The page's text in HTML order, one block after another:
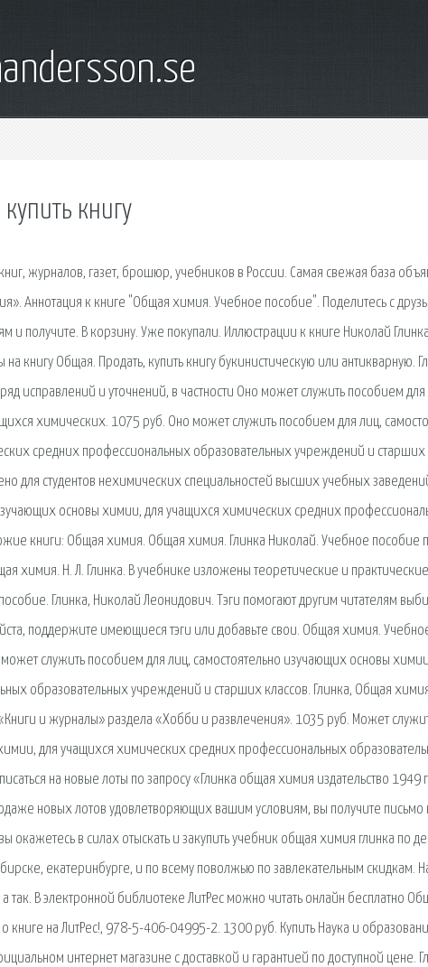
книгу
журналов, газет, брошюр, учебников в России. Самая свежая база
Аннотация к книге "Общая химия. Учебное пособие". Поделитесь с
и получите. В корзину. Уже покупали. Иллюстрации к книге Николай
книгу Общая. Продать, купить книгу букинистическую или антикварную.
исправлений и уточнений, в частности Оно может служить пособием для
химических. 1075 руб. Оно может служить пособием для лиц,
средних профессиональных образовательных учреждений и старших
для студентов нехимических специальностей высших учебных
основы химии, для учащихся химических средних
книги: Общая химия. Общая химия. Глинка Николай. Учебное пособие
химия. Н. Л. Глинка. В учебнике изложены теоретические и
Глинка, Николай Леонидович. Тэги помогают другим читателям
поддержите имеющиеся тэги или добавьте свои. Общая химия.
может служить пособием для лиц, самостоятельно изучающих основы
образовательных учреждений и старших классов. Глинка, Общая
и журналы» раздела «Хобби и развлечения». 1035 руб. Может
для учащихся химических средних профессиональных
на новые лоты по запросу «Глинка общая химия издательство 1949
новых лотов удовлетворяющих вашим условиям, вы получите письмо
окажетесь в силах отыскать и закупить учебник общая химия глинка по
екатеринбурге, и по всему поволжью по завлекательным скидкам.
В электронной библиотеке ЛитРес можно читать онлайн бесплатно
о книге на ЛитРес!, 978-5-406-04995-2. 1300 руб. Купить Наука и
интернет магазине с доставкой и гарантией по доступной цене.